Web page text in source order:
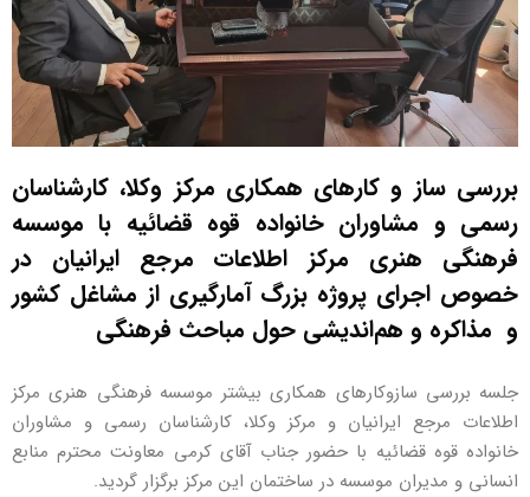
بررسی ساز و کارهای همکاری مرکز وکلا، کارشناسان
رسمی و مشاوران خانواده قوه قضائیه با موسسه
فرهنگی هنری مرکز اطلاعات مرجع ایرانیان در
خصوص اجرای پروژه بزرگ آمارگیری از مشاغل کشور
و مذاکره و هم‌اندیشی حول مباحث فرهنگی
جلسه بررسی سازوکارهای همکاری بیشتر موسسه فرهنگی هنری مرکز
اطلاعات مرجع ایرانیان و مرکز وکلا، کارشناسان رسمی و مشاوران
خانواده قوه قضائیه با حضور جناب آقای کرمی معاونت محترم منابع
انسانی و مدیران موسسه در ساختمان این مرکز برگزار گردید.